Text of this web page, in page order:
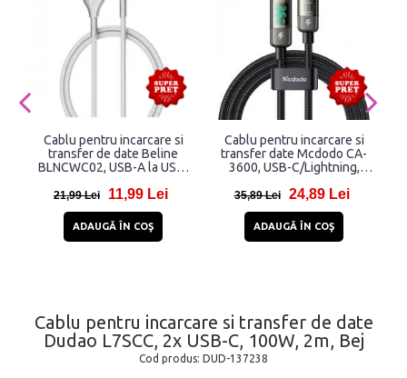
Cablu pentru incarcare si
transfer de date Beline
BLNCWC02, USB-A la USB-
21,99 Lei 11,99 Lei
ADAUGĂ ÎN COŞ
Cablu pentru incarcare si
transfer date Mcdodo CA-
3600, USB-C/Lightning,
35,89 Lei 24,89 Lei
ADAUGĂ ÎN COŞ
Cablu pentru incarcare si transfer de date
Dudao L7SCC, 2x USB-C, 100W, 2m, Bej
Cod produs: DUD-137238